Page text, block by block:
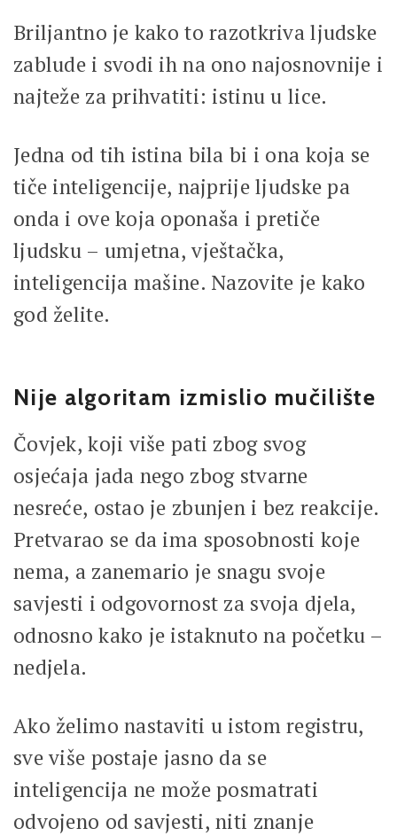
Briljantno je kako to razotkriva ljudske
zablude i svodi ih na ono najosnovnije i
najteže za prihvatiti: istinu u lice.
Jedna od tih istina bila bi i ona koja se
tiče inteligencije, najprije ljudske pa
onda i ove koja oponaša i pretiče
ljudsku – umjetna, vještačka,
inteligencija mašine. Nazovite je kako
god želite.
Nije algoritam izmislio mučilište
Čovjek, koji više pati zbog svog
osjećaja jada nego zbog stvarne
nesreće, ostao je zbunjen i bez reakcije.
Pretvarao se da ima sposobnosti koje
nema, a zanemario je snagu svoje
savjesti i odgovornost za svoja djela,
odnosno kako je istaknuto na početku –
nedjela.
Ako želimo nastaviti u istom registru,
sve više postaje jasno da se
inteligencija ne može posmatrati
odvojeno od savjesti, niti znanje